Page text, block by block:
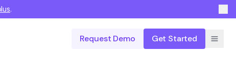
.
Request Demo Get Started